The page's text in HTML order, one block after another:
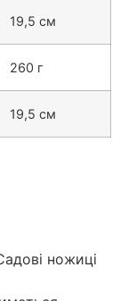
19,5 см
260 г
19,5 см
ножиці